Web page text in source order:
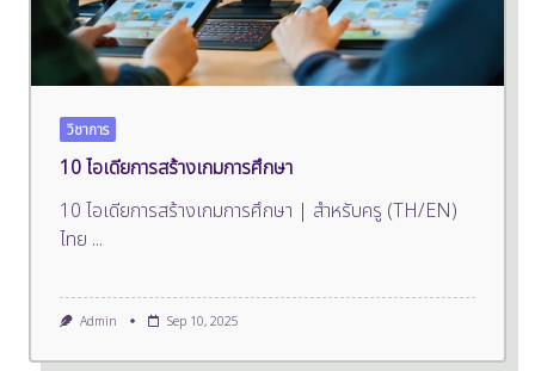
วิชาการ
10 ไอเดียการสร้างเกมการศึกษา
10 ไอเดียการสร้างเกมการศึกษา | สำหรับครู (TH/EN)
ไทย ...
Admin Sep 10, 2025